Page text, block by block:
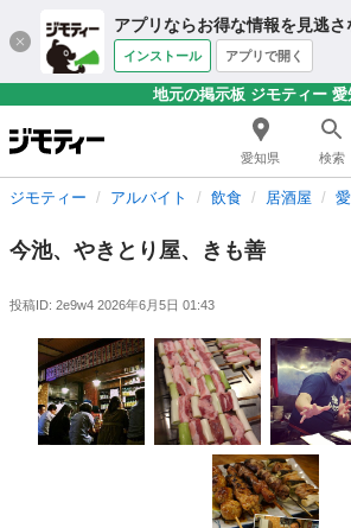
アプリならお得な情報を見逃さ
インストール アプリで開く
地元の掲示板 ジモティー 愛
愛知県 検索
ジモティー アルバイト 飲食 居酒屋
今池、やきとり屋、きも善
投稿ID: 2e9w4 2026年6月5日 01:43